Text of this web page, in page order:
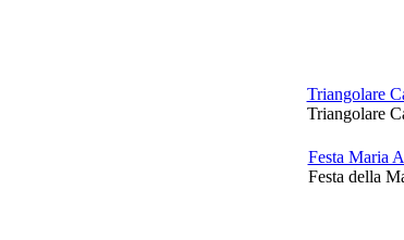
Triangolare
Triangolare
Festa Maria
Festa della